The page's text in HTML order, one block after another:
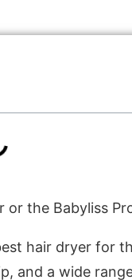
hair dryer for
and a wide